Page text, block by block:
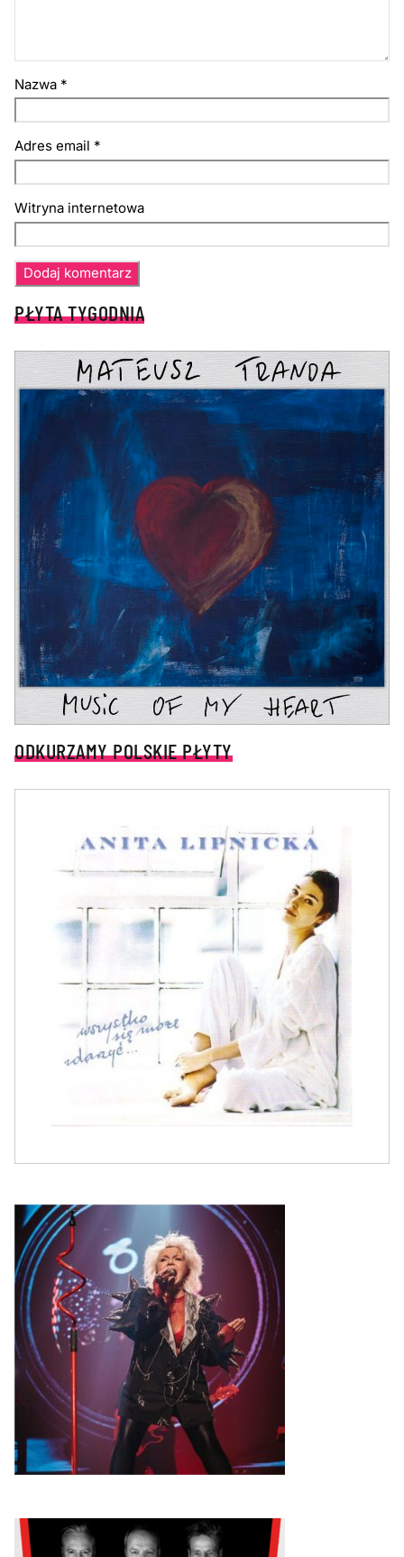
Nazwa *
Adres email *
Witryna internetowa
PŁYTA TYGODNIA
ODKURZAMY POLSKIE PŁYTY